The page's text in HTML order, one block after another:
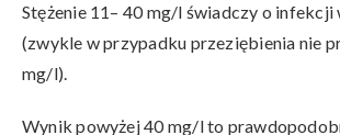
Stężenie 11– 40 mg/l świadczy o infekcji
(zwykle w przypadku przeziębienia nie
mg/l).
Wynik powyżej 40 mg/l to